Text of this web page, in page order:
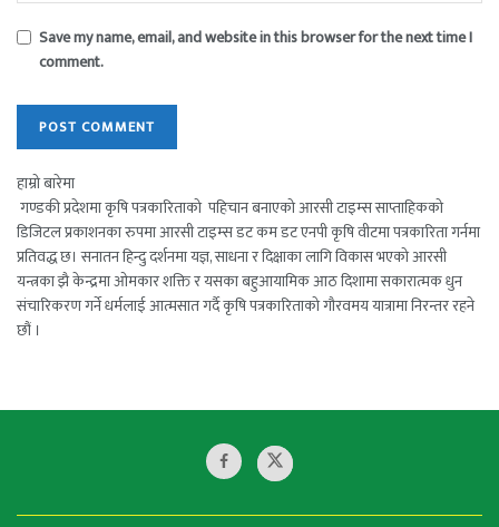
Save my name, email, and website in this browser for the next time I
comment.
हाम्रो बारेमा
गण्डकी प्रदेशमा कृषि पत्रकारिताको पहिचान बनाएको आरसी टाइम्स साप्ताहिकको
डिजिटल प्रकाशनका रुपमा आरसी टाइम्स डट कम डट एनपी कृषि वीटमा पत्रकारिता गर्नमा
प्रतिवद्ध छ। सनातन हिन्दु दर्शनमा यज्ञ, साधना र दिक्षाका लागि विकास भएको आरसी
यन्त्रका झै केन्द्रमा ओमकार शक्ति र यसका बहुआयामिक आठ दिशामा सकारात्मक धुन
संचारिकरण गर्ने धर्मलाई आत्मसात गर्दै कृषि पत्रकारिताको गौरवमय यात्रामा निरन्तर रहने
छौं ।